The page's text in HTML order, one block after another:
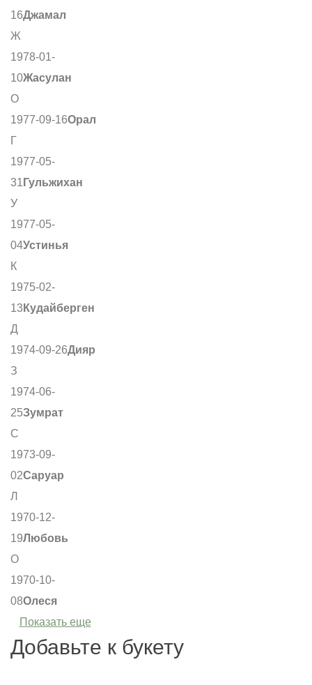
16Джамал
Ж
1978-01-
10Жасулан
О
1977-09-16Орал
Г
1977-05-
31 Гульжихан
У
1977-05-
04Устинья
К
1975-02-
13 Кудайберген
Д
1974-09-26Дияр
З
1974-06-
25Зумрат
С
1973-09-
02Саруар
Л
1970-12-
19Любовь
О
1970-10-
08Олеся
Показать еще
Добавьте к букету